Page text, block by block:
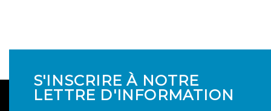
S'INSCRIRE À NOTRE
LETTRE D'INFORMATION